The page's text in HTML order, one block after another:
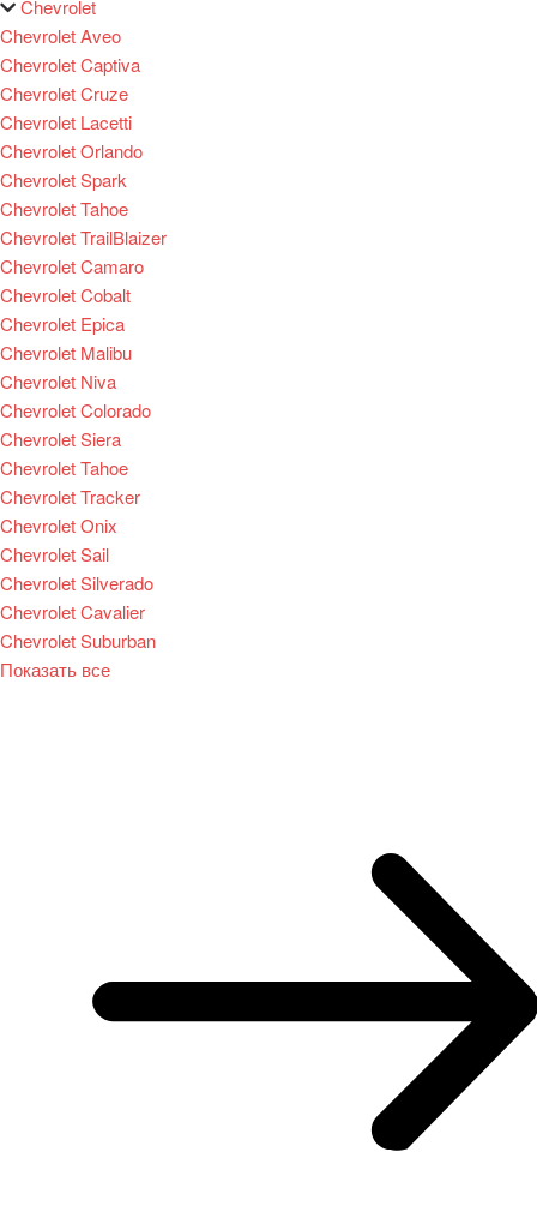
Chevrolet
Chevrolet Aveo
Chevrolet Captiva
Chevrolet Cruze
Chevrolet Lacetti
Chevrolet Orlando
Chevrolet Spark
Chevrolet Tahoe
Chevrolet TrailBlaizer
Chevrolet Camaro
Chevrolet Cobalt
Chevrolet Epica
Chevrolet Malibu
Chevrolet Niva
Chevrolet Colorado
Chevrolet Siera
Chevrolet Tahoe
Chevrolet Tracker
Chevrolet Onix
Chevrolet Sail
Chevrolet Silverado
Chevrolet Cavalier
Chevrolet Suburban
Показать все